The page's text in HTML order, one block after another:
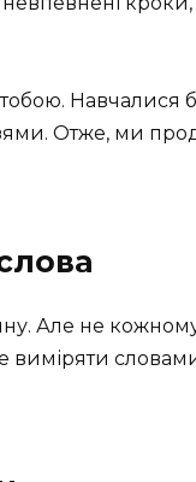
Навчалися
Отже, ми
Але не
виміряти